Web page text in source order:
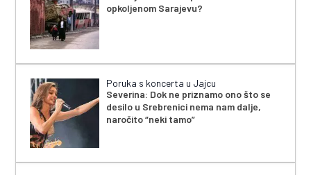
opkoljenom Sarajevu?
Poruka s koncerta u Jajcu
Severina: Dok ne priznamo ono što se
desilo u Srebrenici nema nam dalje,
naročito “neki tamo”